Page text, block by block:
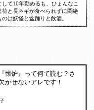
て10年勤めるも、ひょんなこ
と長ネギが食べられずに悶絶
は妖怪と盆踊りと飲酒。
懐炉』って何て読む？さ
かせないアレです！